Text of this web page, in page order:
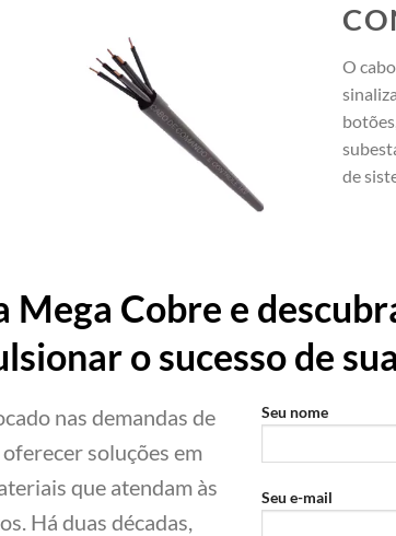
O
de
Cobre e
o sucesso de
nas demandas de
soluções em
que atendam às
Há duas décadas,
Seu nome
Seu e-mail